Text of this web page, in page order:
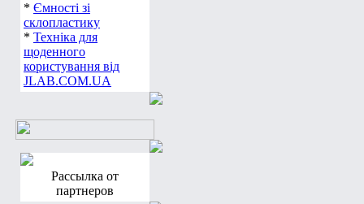
* Ємності зі
склопластику
* Техніка для
щоденного
користування від
JLAB.COM.UA
Рассылка от
партнеров